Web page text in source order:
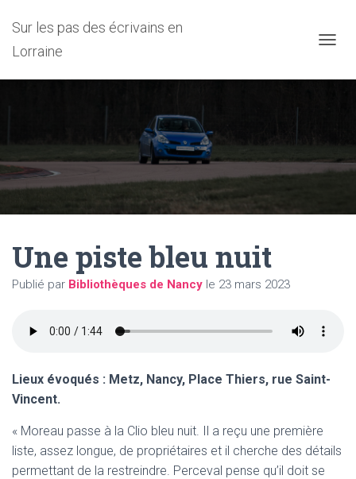
Sur les pas des écrivains en
Lorraine
P
A
V
Une piste bleu nuit
Publié par Bibliothèques de Nancy le 23 mars 2023
Lieux évoqués : Metz, Nancy, Place Thiers, rue Saint-
Vincent.
« Moreau passe à la Clio bleu nuit. Il a reçu une première
liste, assez longue, de propriétaires et il cherche des détails
permettant de la restreindre. Perceval pense qu’il doit se